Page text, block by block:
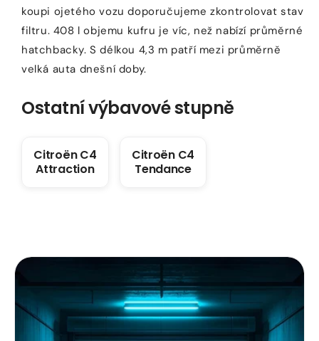
koupi ojetého vozu doporučujeme zkontrolovat stav
filtru. 408 l objemu kufru je víc, než nabízí průměrné
hatchbacky. S délkou 4,3 m patří mezi průměrně
velká auta dnešní doby.
Ostatní výbavové stupně
Citroën C4
Attraction
Citroën C4
Tendance